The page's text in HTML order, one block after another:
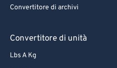
Convertitore di archivi
Convertitore di unità
Lbs A Kg